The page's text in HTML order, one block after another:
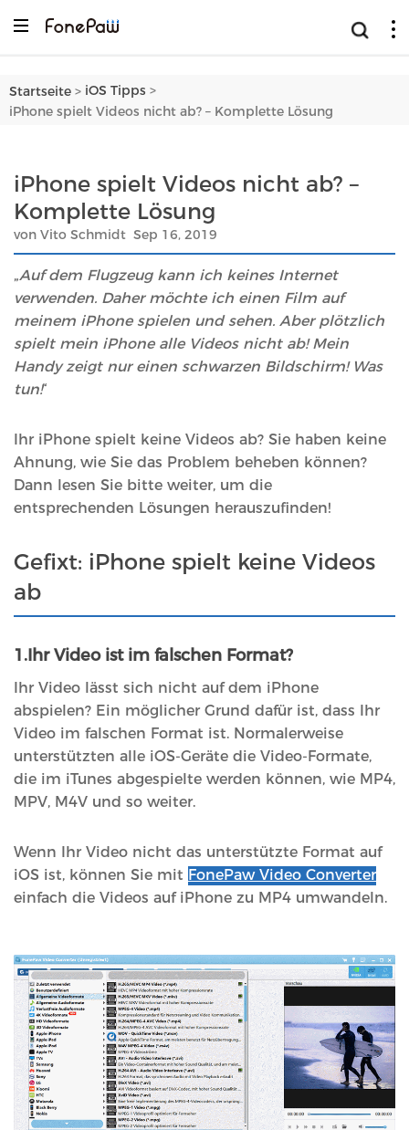
Startseite > iOS Tipps >
iPhone spielt Videos nicht ab? – Komplette Lösung
iPhone spielt Videos nicht ab? –
Komplette Lösung
von Vito Schmidt Sep 16, 2019
„Auf dem Flugzeug kann ich keines Internet
verwenden. Daher möchte ich einen Film auf
meinem iPhone spielen und sehen. Aber plötzlich
spielt mein iPhone alle Videos nicht ab! Mein
Handy zeigt nur einen schwarzen Bildschirm! Was
tun!“
Ihr iPhone spielt keine Videos ab? Sie haben keine
Ahnung, wie Sie das Problem beheben können?
Dann lesen Sie bitte weiter, um die
entsprechenden Lösungen herauszufinden!
Gefixt: iPhone spielt keine Videos
ab
1.Ihr Video ist im falschen Format?
Ihr Video lässt sich nicht auf dem iPhone
abspielen? Ein möglicher Grund dafür ist, dass Ihr
Video im falschen Format ist. Normalerweise
unterstützten alle iOS-Geräte die Video-Formate,
die im iTunes abgespielte werden können, wie MP4,
MPV, M4V und so weiter.
Wenn Ihr Video nicht das unterstützte Format auf
iOS ist, können Sie mit FonePaw Video Converter
einfach die Videos auf iPhone zu MP4 umwandeln.